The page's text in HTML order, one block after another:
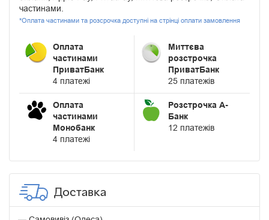
частинами.
*Оплата частинами та розсрочка доступні на стрінці оплати замовлення
Оплата
частинами
ПриватБанк
4 платежі
Миттєва
розстрочка
ПриватБанк
25 платежів
Оплата
частинами
Монобанк
4 платежі
Розстрочка А-
Банк
12 платежів
Доставка